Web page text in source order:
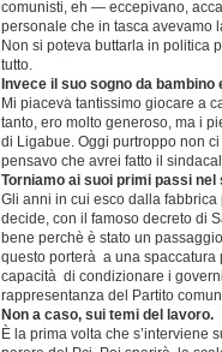
comunisti, eh — eccepivano,
personale che in tasca avevamo
Non si poteva buttarla in politica
tutto.
Invece il suo sogno da bambino
Mi piaceva tantissimo giocare a
tanto, ero molto generoso, ma i
di Ligabue. Oggi purtroppo non
pensavo che avrei fatto il
Torniamo ai suoi primi passi
Gli anni in cui esco dalla
decide, con il famoso decreto di
bene perchè è stato un
questo porterà a una
capacità di condizionare i
rappresentanza del Partito
Non a caso, sui temi del lavoro.
È la prima volta che s’interviene